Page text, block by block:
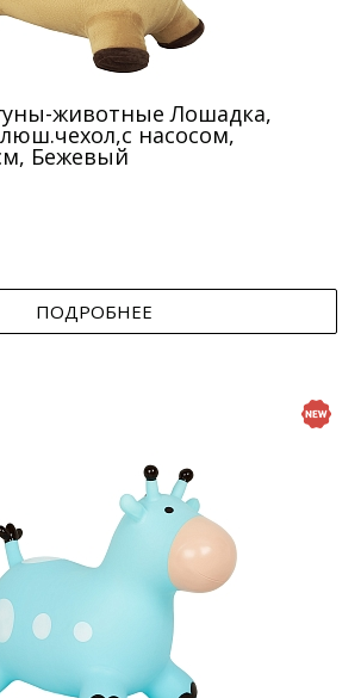
животные Лошадка,
насосом,
Бежевый
ПОДРОБНЕЕ